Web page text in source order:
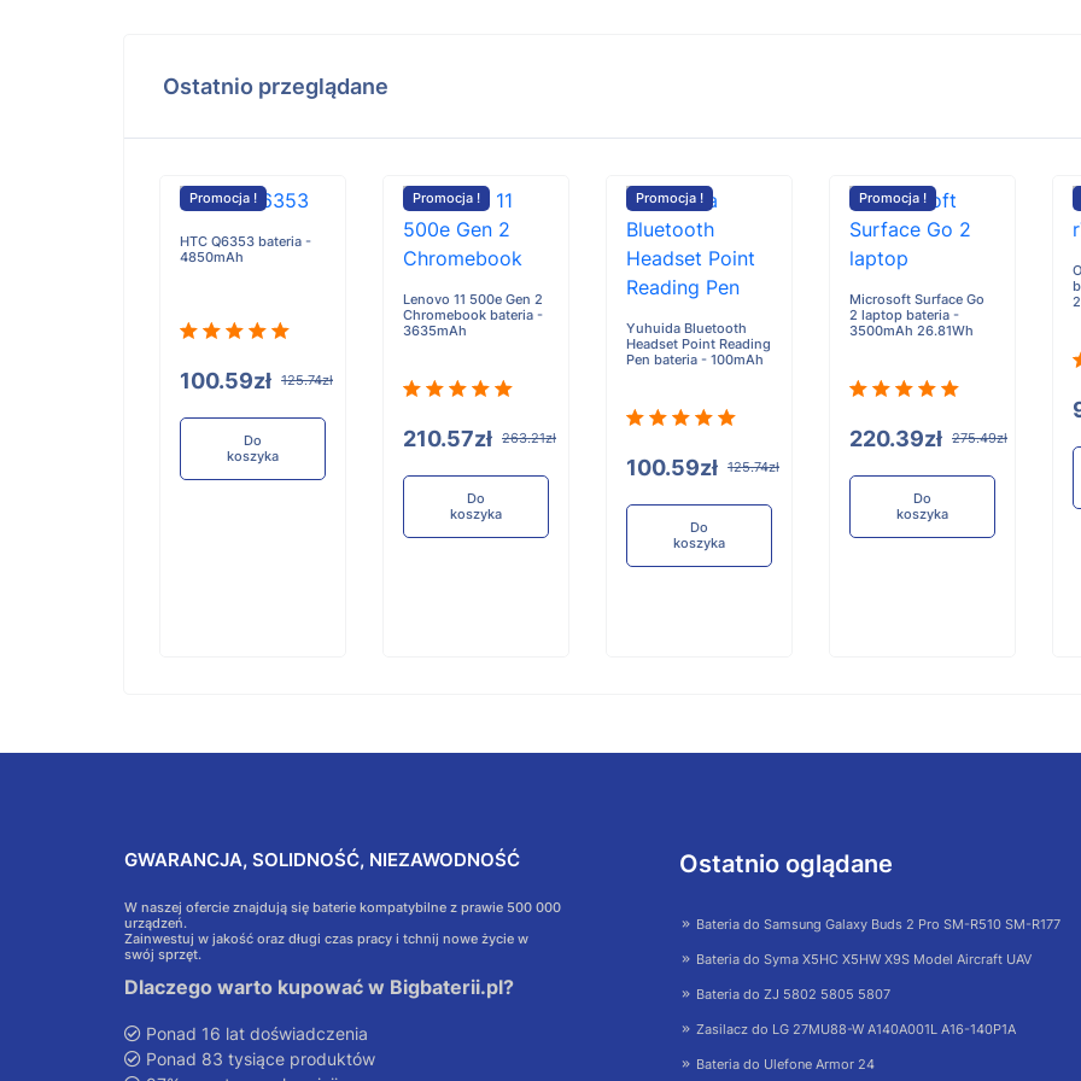
Ostatnio przeglądane
Promocja !
HTC Q6353 bateria -
4850mAh
100.59zł 125.74zł
Do
koszyka
Promocja !
Lenovo 11 500e Gen 2
Chromebook bateria -
3635mAh
210.57zł 263.21zł
Do
koszyka
Promocja !
Yuhuida Bluetooth
Headset Point Reading
Pen bateria - 100mAh
100.59zł 125.74zł
Do
koszyka
Promocja !
Microsoft Surface Go
2 laptop bateria -
3500mAh 26.81Wh
220.39zł 275.49zł
Do
koszyka
GWARANCJA, SOLIDNOŚĆ, NIEZAWODNOŚĆ
W naszej ofercie znajdują się baterie kompatybilne z prawie 500 000
urządzeń.
Zainwestuj w jakość oraz długi czas pracy i tchnij nowe życie w
swój sprzęt.
Dlaczego warto kupować w Bigbaterii.pl?
Ponad 16 lat doświadczenia
Ponad 83 tysiące produktów
Ostatnio oglądane
Bateria do Samsung Galaxy Buds 2 Pro SM-R510 SM-R177
Bateria do Syma X5HC X5HW X9S Model Aircraft UAV
Bateria do ZJ 5802 5805 5807
Zasilacz do LG 27MU88-W A140A001L A16-140P1A
Bateria do Ulefone Armor 24